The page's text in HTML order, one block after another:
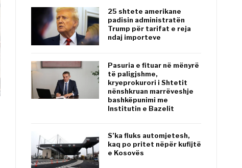
25 shtete amerikane
padisin administratën
Trump për tarifat e reja
ndaj importeve
Pasuria e fituar në mënyrë
të paligjshme,
kryeprokurori i Shtetit
nënshkruan marrëveshje
bashkëpunimi me
Institutin e Bazelit
S’ka fluks automjetesh,
kaq po pritet nëpër kufijtë
e Kosovës